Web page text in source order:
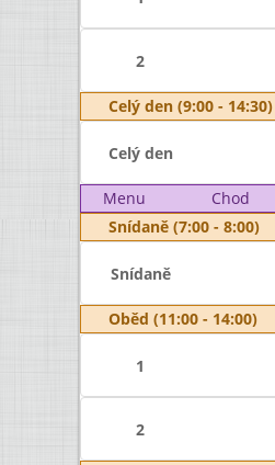
2
Celý den (9:00 - 14:30)
Celý den
Menu Chod
Snídaně (7:00 - 8:00)
Snídaně
Oběd (11:00 - 14:00)
1
2